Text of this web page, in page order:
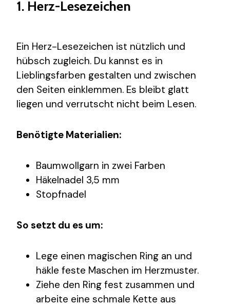
1. Herz-Lesezeichen
Ein Herz-Lesezeichen ist nützlich und
hübsch zugleich. Du kannst es in
Lieblingsfarben gestalten und zwischen
den Seiten einklemmen. Es bleibt glatt
liegen und verrutscht nicht beim Lesen.
Benötigte Materialien:
Baumwollgarn in zwei Farben
Häkelnadel 3,5 mm
Stopfnadel
So setzt du es um:
Lege einen magischen Ring an und
häkle feste Maschen im Herzmuster.
Ziehe den Ring fest zusammen und
arbeite eine schmale Kette aus